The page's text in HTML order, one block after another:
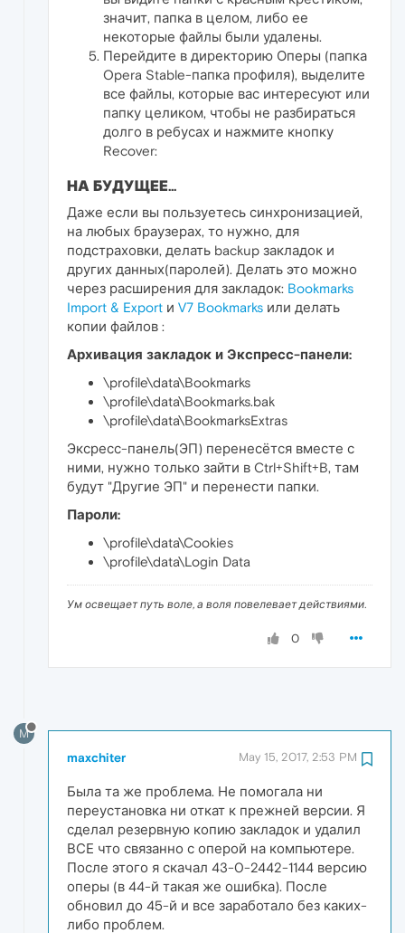
значит, папка в целом, либо ее
некоторые файлы были удалены.
Перейдите в директорию Оперы (папка
Opera Stable-папка профиля), выделите
все файлы, которые вас интересуют или
папку целиком, чтобы не разбираться
долго в ребусах и нажмите кнопку
Recover:
НА БУДУЩЕЕ...
Даже если вы пользуетесь синхронизацией,
на любых браузерах, то нужно, для
подстраховки, делать backup закладок и
других данных(паролей). Делать это можно
через расширения для закладок: Bookmarks
Import & Export и V7 Bookmarks или делать
копии файлов :
Архивация закладок и Экспресс-панели:
\profile\data\Bookmarks
\profile\data\Bookmarks.bak
\profile\data\BookmarksExtras
Эксресс-панель(ЭП) перенесётся вместе с
ними, нужно только зайти в Ctrl+Shift+B, там
будут "Другие ЭП" и перенести папки.
Пароли:
\profile\data\Cookies
\profile\data\Login Data
Ум освещает путь воле, а воля повелевает действиями.
0
M
maxchiter May 15, 2017, 2:53 PM
Была та же проблема. Не помогала ни
переустановка ни откат к прежней версии. Я
сделал резервную копию закладок и удалил
ВСЕ что связанно с оперой на компьютере.
После этого я скачал 43-0-2442-1144 версию
оперы (в 44-й такая же ошибка). После
обновил до 45-й и все заработало без каких-
либо проблем.